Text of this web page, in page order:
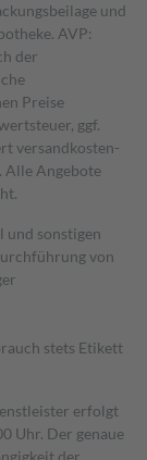
und
AVP:
der
Preise
ggf.
versand­kosten­
Alle Angebote
und sonstigen
von
stets Etikett
erfolgt
Uhr. Der genaue
der